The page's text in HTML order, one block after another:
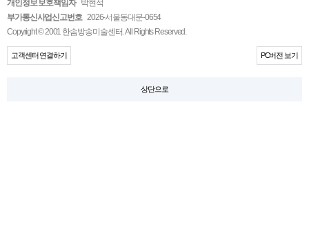
개인정보 보호책임자 박현석
부가통신사업신고번호 2026-서울동대문-0654
Copyright © 2001 한솜방송미술센터. All Rights Reserved.
고객센터 연결하기 PC버전 보기
상단으로